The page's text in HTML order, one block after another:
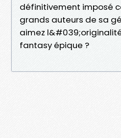
définitivement imposé
grands auteurs de sa
aimez
fantasy épique ?